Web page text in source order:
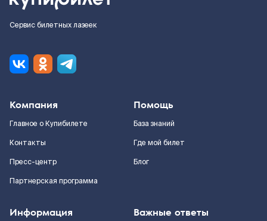
Сервис билетных лазеек
Компания
Главное о Купибилете
Контакты
Пресс-центр
Партнерская программа
Помощь
База знаний
Где мой билет
Блог
Информация Важные ответы